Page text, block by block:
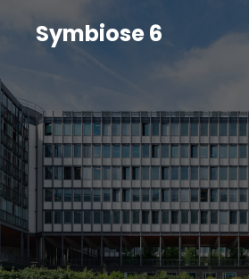
Symbiose 6